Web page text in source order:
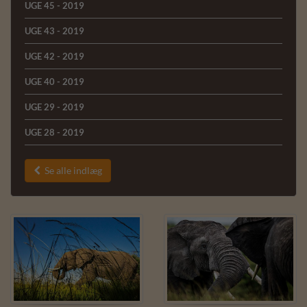
UGE 45 - 2019
UGE 43 - 2019
UGE 42 - 2019
UGE 40 - 2019
UGE 29 - 2019
UGE 28 - 2019
 Se alle indlæg